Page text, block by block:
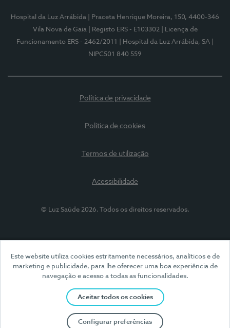
Este website utiliza cookies estritamente necessários, analíticos e de
marketing e publicidade, para lhe oferecer uma boa experiência de
navegação e acesso a todas as funcionalidades.
Aceitar todos os cookies
Configurar preferências
Hospital da Luz Arrábida
| Praceta Henrique Moreira, 150, 4400-346
Vila Nova de Gaia
| Registo ERS - E103302
| Licença de
Funcionamento ERS - 2462/2011
| Hospital da Luz Arrábida, SA
NIPC501 840 559
Política de privacidade
Política de cookies
Termos de utilização
Acessibilidade
© Luz Saúde 2026. Todos os direitos reservados.